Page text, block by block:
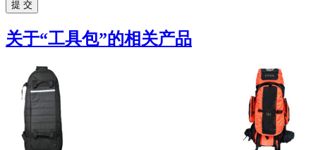
关于“工具包”的相关产品